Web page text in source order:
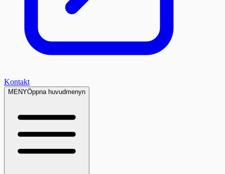
Kontakt
MENYÖppna huvudmenyn